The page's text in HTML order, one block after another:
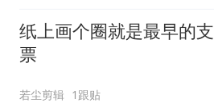
纸上画个圈就是最早的支
票
若尘剪辑 1跟贴